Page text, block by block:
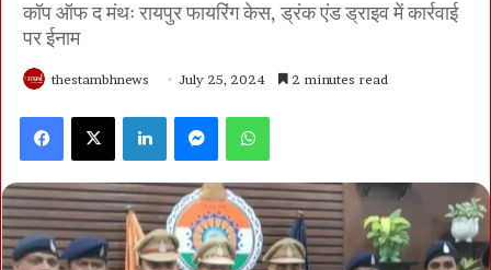
कॉप ऑफ द मंथः रायपुर फायरिंग केस, ड्रंक एंड ड्राइव में कार्रवाई
पर ईनाम
thestambhnews July 25, 2024 2 minutes read
Facebook X LinkedIn